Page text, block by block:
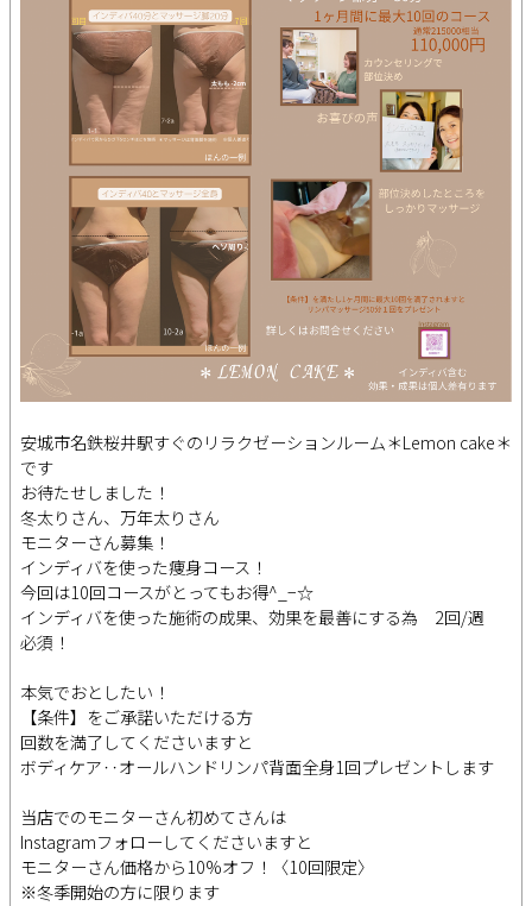
安城市名鉄桜井駅すぐのリラクゼーションルーム＊Lemon cake＊
です
お待たせしました！
冬太りさん、万年太りさん
モニターさん募集！
インディバを使った痩身コース！
今回は10回コースがとってもお得^_−☆
インディバを使った施術の成果、効果を最善にする為 2回/週
必須！
本気でおとしたい！
【条件】をご承諾いただける方
回数を満了してくださいますと
ボディケア‥オールハンドリンパ背面全身1回プレゼントします
当店でのモニターさん初めてさんは
Instagramフォローしてくださいますと
モニターさん価格から10%オフ！〈10回限定〉
※冬季開始の方に限ります